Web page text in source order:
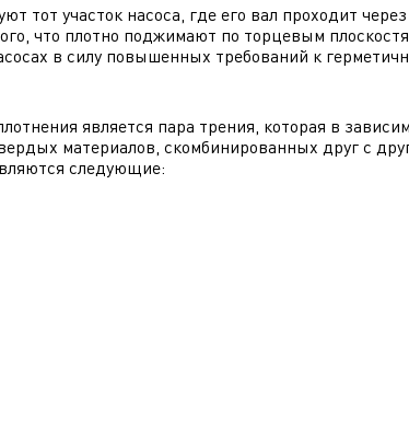
тот участок насоса, где его вал проходит
что плотно поджимают по торцевым
в силу повышенных требований к
является пара трения, которая в
материалов, скомбинированных друг с
следующие: